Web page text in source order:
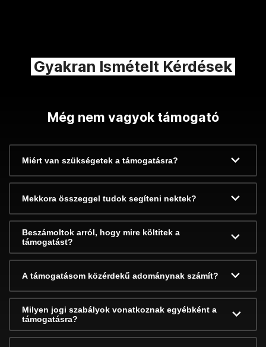
Gyakran Ismételt Kérdések
Még nem vagyok támogató
Miért van szükségetek a támogatásra?
Mekkora összeggel tudok segíteni nektek?
Beszámoltok arról, hogy mire költitek a
támogatást?
A támogatásom közérdekű adománynak számít?
Milyen jogi szabályok vonatkoznak egyébként a
támogatásra?